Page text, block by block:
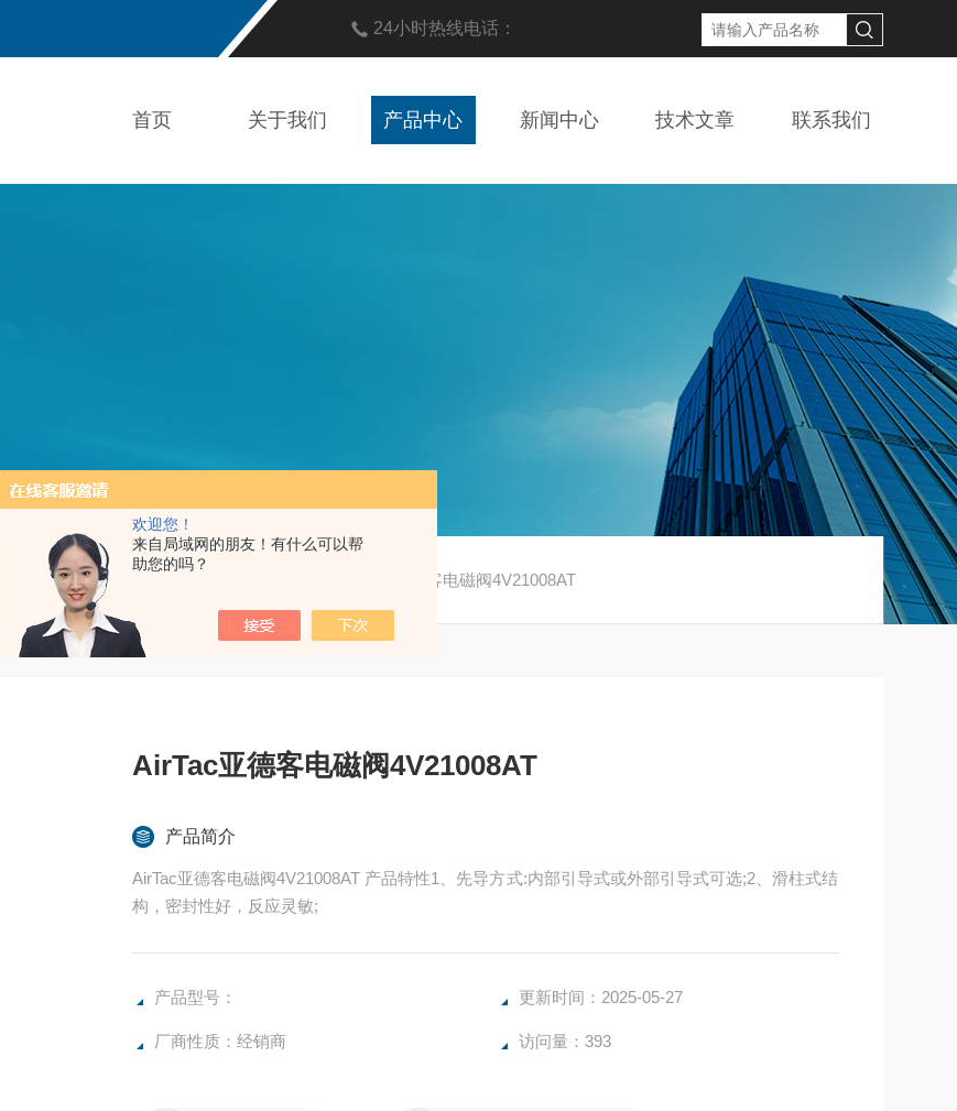
欢迎您！
来自局域网的朋友！有什么可以帮
助您的吗？
24小时热线电话：
首页 关于我们 产品中心 新闻中心 技术文章 联系我们
产品中心/ / AirTac亚德客电磁阀4V21008AT
AirTac亚德客电磁阀4V21008AT
产品简介
AirTac亚德客电磁阀4V21008AT 产品特性1、先导方式:内部引导式或外部引导式可选;2、滑柱式结
构，密封性好，反应灵敏;
产品型号： 更新时间：2025-05-27
厂商性质：经销商 访问量：393